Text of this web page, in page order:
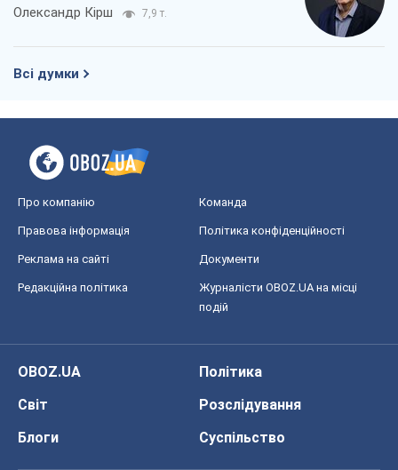
Олександр Кірш 7,9 т.
Всі думки
Про компанію Команда
Правова інформація Політика конфіденційності
Реклама на сайті Документи
Редакційна політика
Журналісти OBOZ.UA на місці
подій
OBOZ.UA
Політика
Світ
Розслідування
Блоги
Суспільство